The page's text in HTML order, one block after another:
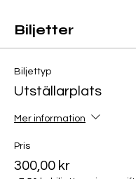
Biljetter
Biljettyp
Utställarplats
Mer information
Pris
300,00 kr